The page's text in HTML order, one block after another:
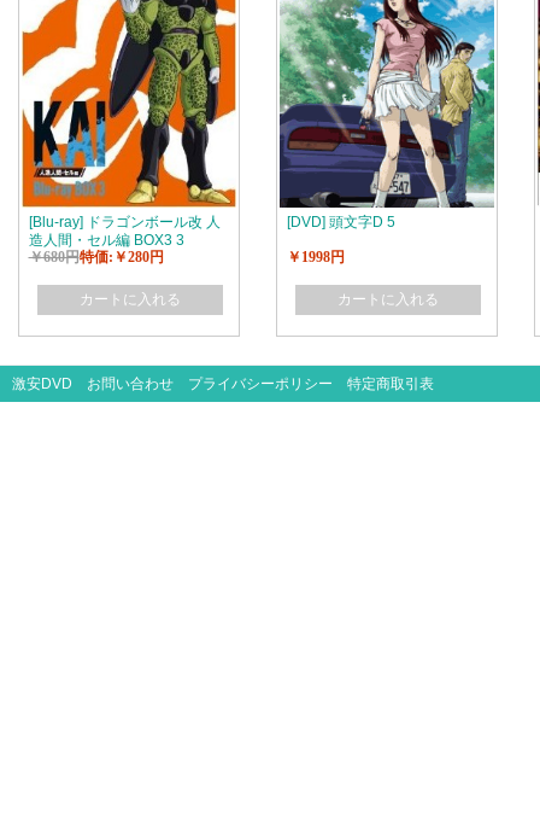
[Blu-ray] ドラゴンボール改 人
造人間・セル編 BOX3 3
￥680円特価:￥280円
カートに入れる
[DVD] 頭文字D 5
￥1998円
カートに入れる
激安DVD お問い合わせ プライバシーポリシー 特定商取引表